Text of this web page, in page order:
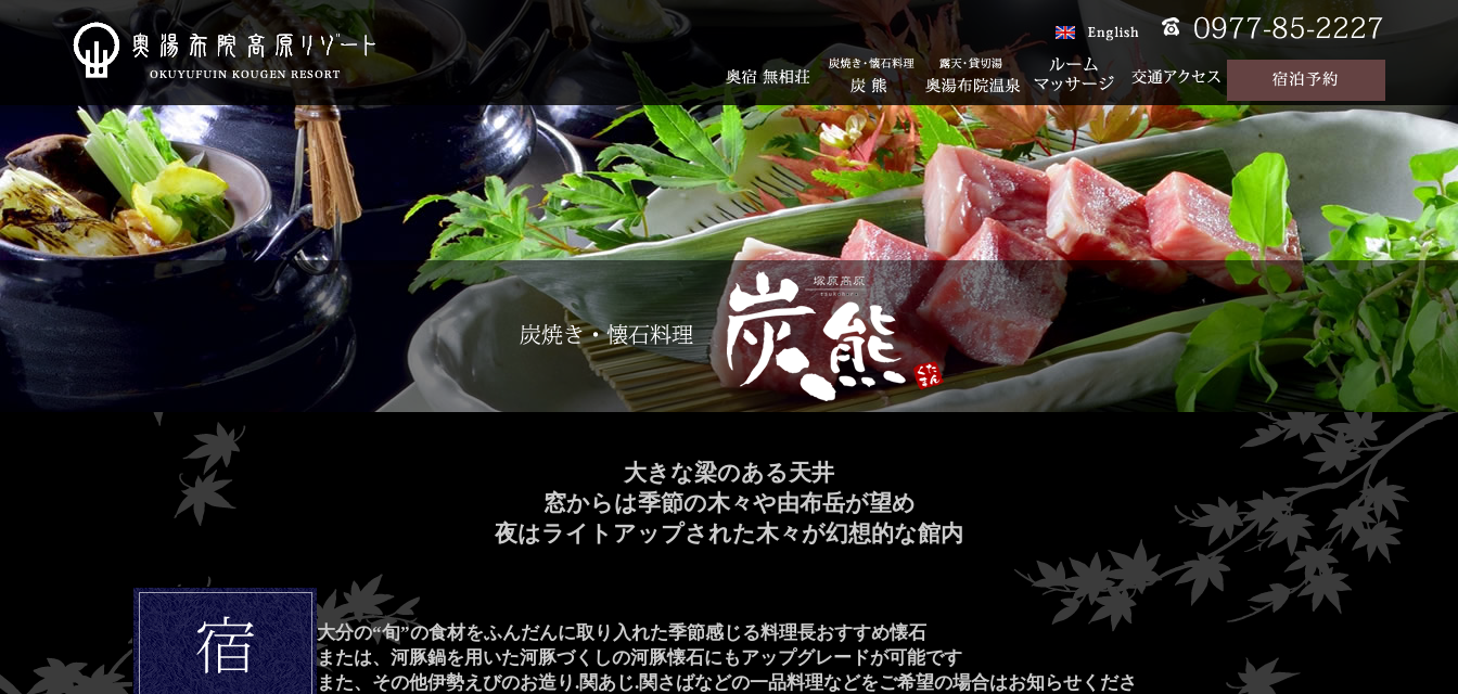
大きな梁のある天井
窓からは季節の木々や由布岳が望め
夜はライトアップされた木々が幻想的な館内
大分の“旬”の食材をふんだんに取り入れた季節感じる料理長おすすめ懐石
または、河豚鍋を用いた河豚づくしの河豚懐石にもアップグレードが可能です
また、その他伊勢えびのお造り.関あじ.関さばなどの一品料理などをご希望の場合はお知らせくださ